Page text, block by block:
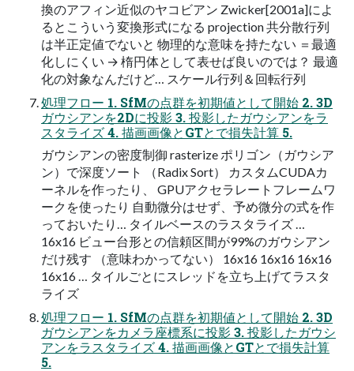
換のアフィン近似のヤコビアン Zwicker[2001a]によ
るとこういう変換形式になる projection 共分散行列
は半正定値でないと 物理的な意味を持たない ＝最適
化しにくい → 楕円体として表せば良いのでは？ 最適
化の対象なんだけど… スケール行列＆回転行列
処理フロー 1. SfMの点群を初期値として開始 2. 3D
ガウシアンを2Dに投影 3. 投影したガウシアンをラ
スタライズ 4. 描画画像とGTとで損失計算 5.
ガウシアンの密度制御 rasterize ポリゴン（ガウシア
ン）で深度ソート （Radix Sort） カスタムCUDAカ
ーネルを作ったり、 GPUアクセラレートフレームワ
ークを使ったり 自動微分はせず、予め微分の式を作
っておいたり… タイルベースのラスタライズ …
16x16 ビュー台形との信頼区間が99%のガウシアン
だけ残す （意味わかってない） 16x16 16x16 16x16
16x16 … タイルごとにスレッドを立ち上げてラスタ
ライズ
処理フロー 1. SfMの点群を初期値として開始 2. 3D
ガウシアンをカメラ座標系に投影 3. 投影したガウシ
アンをラスタライズ 4. 描画画像とGTとで損失計算
5.